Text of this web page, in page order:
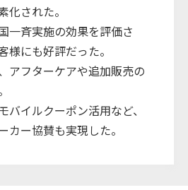
化された。
一斉実施の効果を評価さ
様にも好評だった。
アフターケアや追加販売の
バイルクーポン活用など、
カー協賛も実現した。